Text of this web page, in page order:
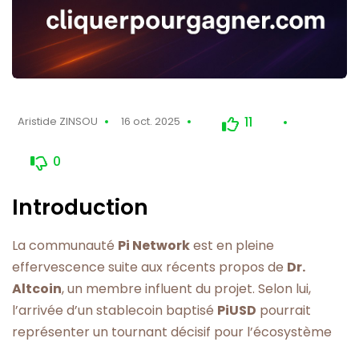
Aristide ZINSOU 16 oct. 2025 11
0
Introduction
La communauté Pi Networkest en pleine
effervescence suite aux récents propos de Dr.
Altcoin, un membre influent du projet. Selon lui,
l’arrivée d’un stablecoin baptisé PiUSD pourrait
représenter un tournant décisif pour l’écosystème